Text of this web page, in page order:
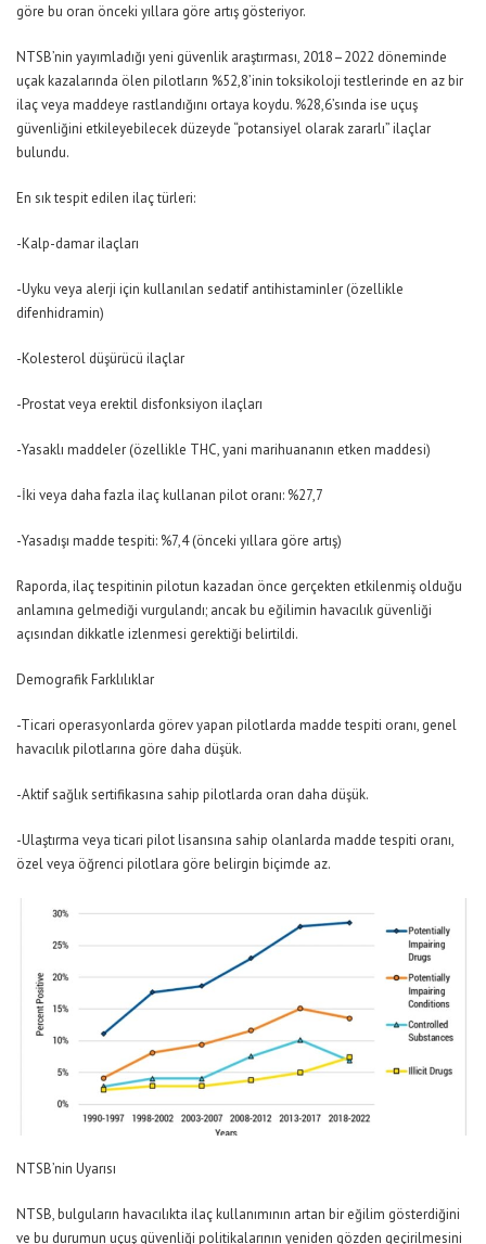
göre bu oran önceki yıllara göre artış gösteriyor.
NTSB’nin yayımladığı yeni güvenlik araştırması, 2018–2022 döneminde
uçak kazalarında ölen pilotların %52,8’inin toksikoloji testlerinde en az bir
ilaç veya maddeye rastlandığını ortaya koydu. %28,6’sında ise uçuş
güvenliğini etkileyebilecek düzeyde “potansiyel olarak zararlı” ilaçlar
bulundu.
En sık tespit edilen ilaç türleri:
-Kalp-damar ilaçları
-Uyku veya alerji için kullanılan sedatif antihistaminler (özellikle
difenhidramin)
-Kolesterol düşürücü ilaçlar
-Prostat veya erektil disfonksiyon ilaçları
-Yasaklı maddeler (özellikle THC, yani marihuananın etken maddesi)
-İki veya daha fazla ilaç kullanan pilot oranı: %27,7
-Yasadışı madde tespiti: %7,4 (önceki yıllara göre artış)
Raporda, ilaç tespitinin pilotun kazadan önce gerçekten etkilenmiş olduğu
anlamına gelmediği vurgulandı; ancak bu eğilimin havacılık güvenliği
açısından dikkatle izlenmesi gerektiği belirtildi.
Demografik Farklılıklar
-Ticari operasyonlarda görev yapan pilotlarda madde tespiti oranı, genel
havacılık pilotlarına göre daha düşük.
-Aktif sağlık sertifikasına sahip pilotlarda oran daha düşük.
-Ulaştırma veya ticari pilot lisansına sahip olanlarda madde tespiti oranı,
özel veya öğrenci pilotlara göre belirgin biçimde az.
NTSB’nin Uyarısı
NTSB, bulguların havacılıkta ilaç kullanımının artan bir eğilim gösterdiğini
ve bu durumun uçuş güvenliği politikalarının yeniden gözden geçirilmesini